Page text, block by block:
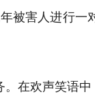
被害人进行
在欢声笑语中